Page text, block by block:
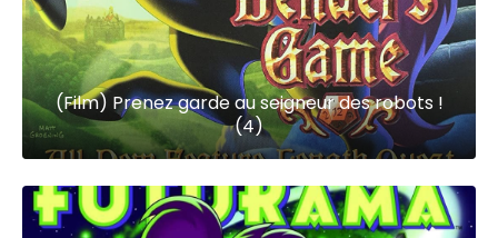
(Film) Prenez garde au seigneur des robots !
(4)